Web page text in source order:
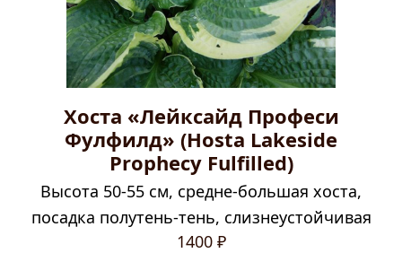
Хоста «Лейксайд Професи
Фулфилд» (Hosta Lakeside
Prophecy Fulfilled)
Высота 50-55 см, средне-большая хоста,
посадка полутень-тень, слизнеустойчивая
1400 ₽